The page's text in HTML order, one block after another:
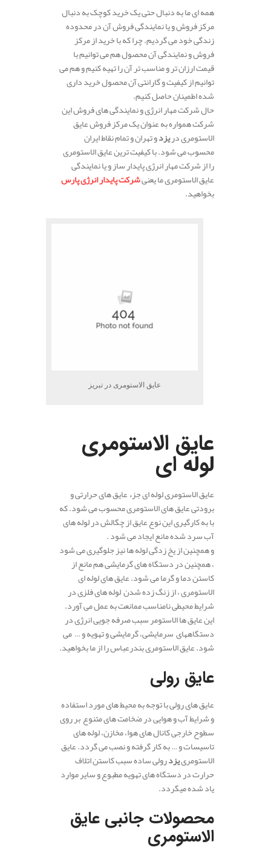
همه ای ما به دنبال حتی یک خرید کوچک به دنبال
مرکز فروش و یا نمایندگی فروش آن در محدوده
زندگی خود می گردیم. چرا که با خرید از مرکز
فروش و نمایندگی آن محصول هم می توانیم با
قیمت ارزان تر و مناسب تر آن را تهیه کنیم و هم می
توانیم از کیفیت و گارانتی آن محصول خرید داری
شده اطمینان حاصل کنیم.
حال شرکت مهار انرژی و نمایندگی های فروش این
شرکت همواره به عنوان یک مرکز فروش عایق
الاستومری دریزدو تهران و تمام نقاط ایران
محسوب می شود. با کیفیت ترین عایق الاستومری
را از شرکت مهار انرژی پایدار ساز و یا نمایندگی
عایق الاستومری ما یعنیشرکت پایدار انرژی پارس
بخواهید.
عایق الاستومری در تبریز
عایق الاستومری
لوله ای
عایق الاستومری لوله ای جزء عایق های حرارتی و
برودتی عایق های الاستومری محسوب می شود. که
با به کارگیری این نوع عایق از چگالش در لوله های
آب سرد شده مانع ایجاد می شود .
و همچنین از یخ زدگی لوله ها نیز جلوگیری می شود
، همچنین در دستگاه های گرمایشی هم مانع از
کاستن دما و گرما می شود. عایق های لوله ای
الاستومری ، از زنگ زده شدن لوله های فلزی در
شرایط محیطی نامناسب ممانعت به عمل می آورد.
این عایق ها الاستومر سبب صرفه جویی انرژی در
دستگاههای سرمایشی، گرمایشی و تهویه و … می
شود. عایق الاستومری بندرعباس را از ما بخواهید.
عایق رولی
عایق های رولی با توجه به محیط های مورد استفاده
و شرایط آب و هوایی در ضخامت های متنوع بر روی
سطوح خارجی کانال های هوا، مخازن، لوله های
تاسیسات و … به کار گرفته و نصب می گردد. عایق
الاستومرییزدرولی ساده سبب کاستن اتلاف
حرارت در دستگاه های تهویه مطبوع و سایر موارد
یاد شده میگردد.
محصولات جانبی عایق
الاستومری